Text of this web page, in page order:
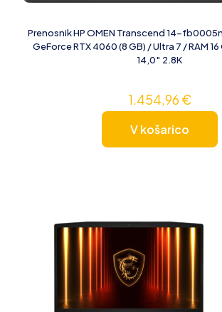
Prenosnik HP OMEN Transcend 14-
GeForce RTX 4060 (8 GB) / Ultra 7 / RAM 16
14,0″ 2.8K
1.454,96€
V košarico